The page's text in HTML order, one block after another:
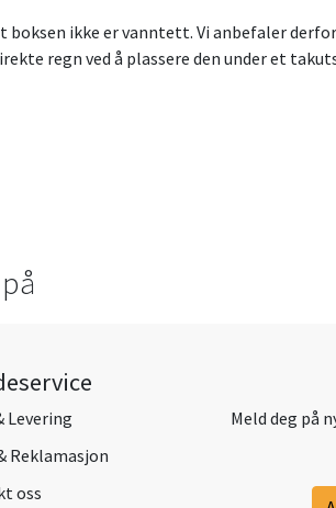
boksen ikke er vanntett. Vi anbefaler
regn ved å plassere den under et
Levering
Reklamasjon
oss
Meld deg på